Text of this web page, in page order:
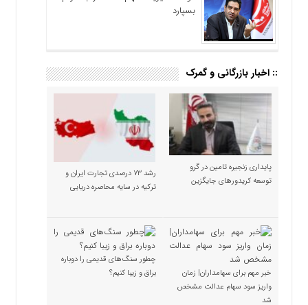
بسپارد
:: اخبار بازرگانی و گمرک
پایداری زنجیره تامین در گرو
توسعه کریدورهای جایگزین
رشد ۷۳ درصدی تجارت ایران و
ترکیه در سایه محاصره دریایی
خبر مهم برای سهامداران| زمان
واریز سود سهام عدالت مشخص
شد
چطور سنگ‌های قدیمی را دوباره
براق و زیبا کنیم؟